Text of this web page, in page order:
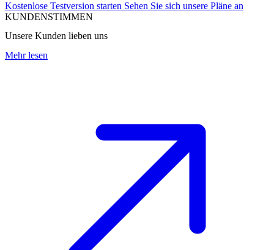
Kostenlose Testversion starten Sehen Sie sich unsere Pläne an
KUNDENSTIMMEN
Unsere Kunden lieben uns
Mehr lesen